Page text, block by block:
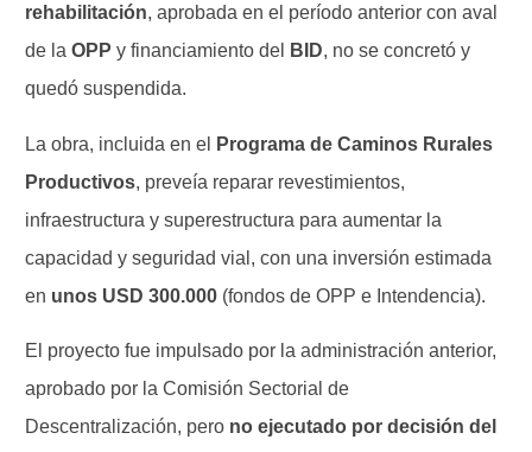
rehabilitación, aprobada en el período anterior con aval
de la OPP y financiamiento del BID, no se concretó y
quedó suspendida.
La obra, incluida en el
Programa de Caminos Rurales
Productivos, preveía reparar revestimientos,
infraestructura y superestructura para aumentar la
capacidad y seguridad vial, con una inversión estimada
en unos USD 300.000 (fondos de OPP e Intendencia).
El proyecto fue impulsado por la administración anterior,
aprobado por la Comisión Sectorial de
Descentralización, pero no ejecutado por decisión del